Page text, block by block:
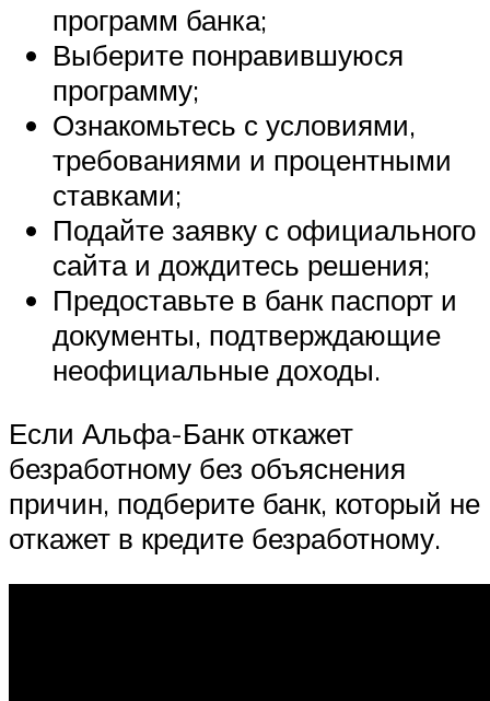
программ банка;
Выберите понравившуюся
программу;
Ознакомьтесь с условиями,
требованиями и процентными
ставками;
Подайте заявку с официального
сайта и дождитесь решения;
Предоставьте в банк паспорт и
документы, подтверждающие
неофициальные доходы.
Если Альфа-Банк откажет
безработному без объяснения
причин, подберите банк, который не
откажет в кредите безработному.